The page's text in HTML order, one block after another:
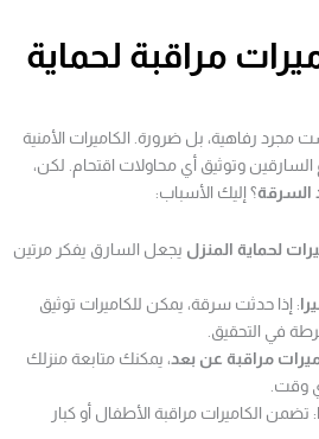
مراقبة لحماية
مجرد رفاهية، بل ضرورة. الكاميرات الأمنية
السارقين وتوثيق أي محاولات اقتحام. لكن،
السرقة؟ إليك الأسباب:
لحماية المنزل يجعل السارق يفكر مرتين
: إذا حدثت سرقة، يمكن للكاميرات توثيق
في التحقيق.
مراقبة عن بعد، يمكنك متابعة منزلك
وقت.
: تضمن الكاميرات مراقبة الأطفال أو كبار